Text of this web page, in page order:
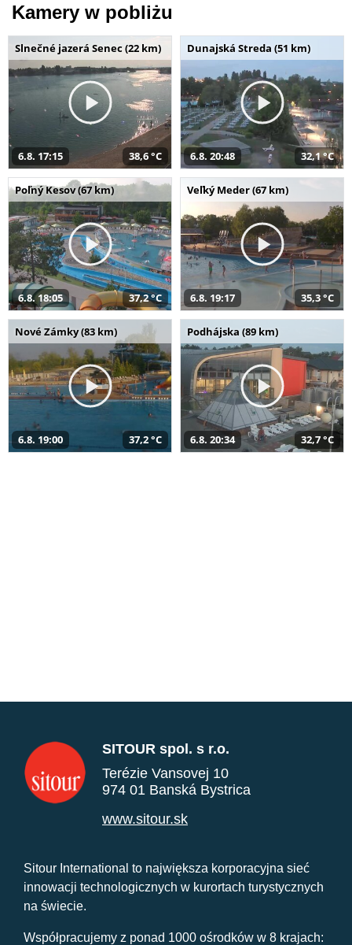
Kamery w pobliżu
Slnečné jazerá Senec (22 km)
6.8. 17:15 38,6 °C
Dunajská Streda (51 km)
6.8. 20:48 32,1 °C
Poľný Kesov (67 km)
6.8. 18:05 37,2 °C
Veľký Meder (67 km)
6.8. 19:17 35,3 °C
Nové Zámky (83 km)
6.8. 19:00 37,2 °C
Podhájska (89 km)
6.8. 20:34 32,7 °C
SITOUR spol. s r.o.
Terézie Vansovej 10
974 01 Banská Bystrica
www.sitour.sk
Sitour International to największa korporacyjna sieć
innowacji technologicznych w kurortach turystycznych
na świecie.
Współpracujemy z ponad 1000 ośrodków w 8 krajach: